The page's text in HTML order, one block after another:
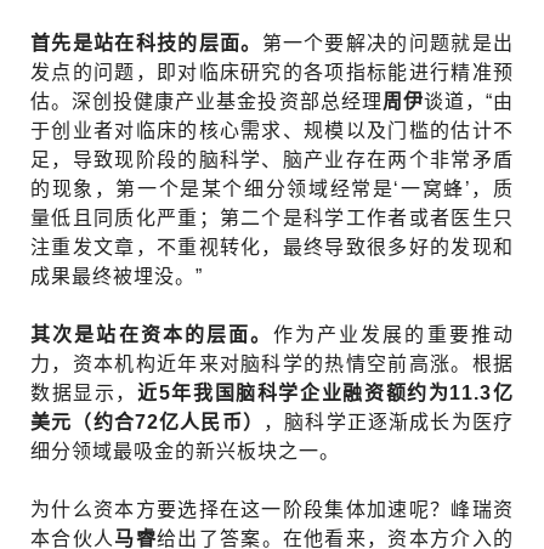
首先是站在科技的层面。 第一个要解决的问题就是出
发点的问题，即对临床研究的各项指标能进行精准预
估。深创投健康产业基金投资部总经理周伊谈道，“由
于创业者对临床的核心需求、规模以及门槛的估计不
足，导致现阶段的脑科学、脑产业存在两个非常矛盾
的现象，第一个是某个细分领域经常是‘一窝蜂’，质
量低且同质化严重；第二个是科学工作者或者医生只
注重发文章，不重视转化，最终导致很多好的发现和
成果最终被埋没。”
其次是站在资本的层面。 作为产业发展的重要推动
力，资本机构近年来对脑科学的热情空前高涨。根据
数据显示，近5年我国脑科学企业融资额约为11.3亿
美元（约合72亿人民币）
，脑科学正逐渐成长为医疗
细分领域最吸金的新兴板块之一。
为什么资本方要选择在这一阶段集体加速呢？峰瑞资
本合伙人 马睿给出了答案。在他看来，资本方介入的